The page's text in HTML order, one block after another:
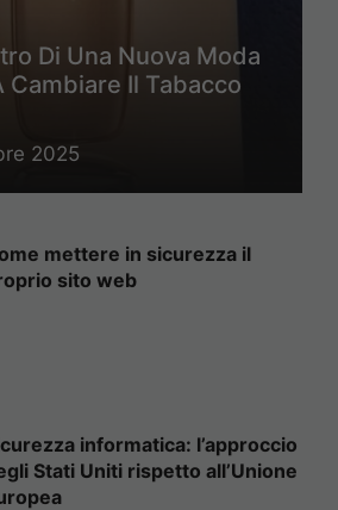
Di Una Nuova Moda
Cambiare Il Tabacco
2025
mettere in sicurezza il
sito web
informatica: l’approccio
Stati Uniti rispetto all’Unione